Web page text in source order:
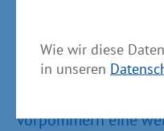
Wie wir diese
in unseren
von durchschnittlich
2006 bis 2015
Vorpommern eine